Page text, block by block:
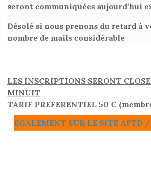
seront communiquées aujourd’hui
Désolé si nous prenons du retard à
nombre de mails considérable
LES INSCRIPTIONS SERONT
MINUIT
TARIF PREFERENTIEL 50 €
EGALEMENT SUR LE SITE